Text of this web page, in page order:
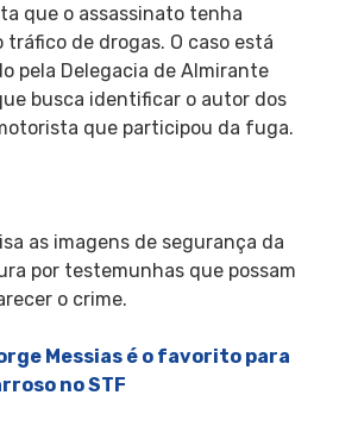
que o assassinato tenha
tráfico de drogas. O caso está
pela Delegacia de Almirante
busca identificar o autor dos
que participou da fuga.
as imagens de segurança da
por testemunhas que possam
o crime.
Messias é o favorito para
no STF